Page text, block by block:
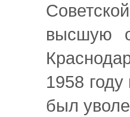
высшую
1958
был